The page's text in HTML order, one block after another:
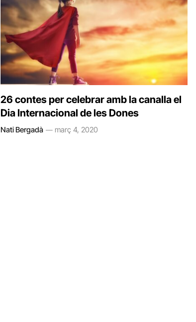
26 contes per celebrar amb la canalla el
Dia Internacional de les Dones
Nati Bergadà març 4, 2020